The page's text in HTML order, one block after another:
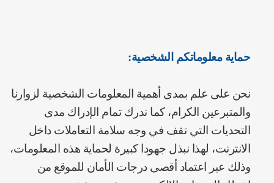
حماية معلوماتكم الشخصية:
نحن على علم بمدى أهمية المعلومات الشخصية لزوارنا
والمتبرعين الكرام، كما ندرك تمام الإدراك مدى
التحديات التي تقف في وجه سلامة التعاملات داخل
الانترنت، لهذا نبذل جهودا كبيرة لحماية هذه المعلومات،
وذلك عبر اعتماد أقصى درجات الأمان للموقع من